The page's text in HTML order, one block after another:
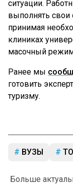
ситуации.
выполнять
принимая
клиниках
масочный
Ранее мы
готовить
туризму.
ВУЗЫ
Больше